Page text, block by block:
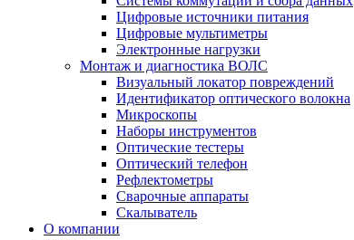
Цифровые источники питания
Цифровые мультиметры
Электронные нагрузки
Монтаж и диагностика ВОЛС
Визуальный локатор повреждений
Идентификатор оптического волокна
Микроскопы
Наборы инструментов
Оптические тестеры
Оптический телефон
Рефлектометры
Сварочные аппараты
Скалыватель
О компании